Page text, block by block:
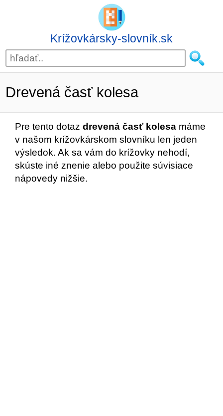
Krížovkársky-slovník.sk
Drevená časť kolesa
Pre tento dotaz drevená časť kolesa máme
v našom krížovkárskom slovníku len jeden
výsledok. Ak sa vám do krížovky nehodí,
skúste iné znenie alebo použite súvisiace
nápovedy nižšie.